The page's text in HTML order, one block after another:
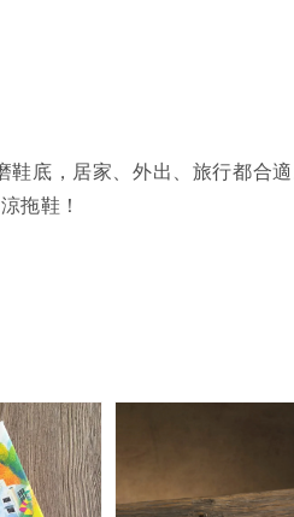
底，居家、外出、旅行都合
拖鞋！